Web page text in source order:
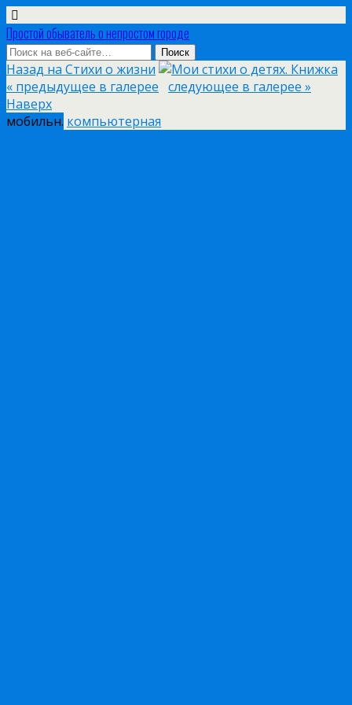
Простой обыватель о непростом городе
Назад на Стихи о жизни
« предыдущее в галерее следующее в галерее »
Наверх
мобильн. компьютерная